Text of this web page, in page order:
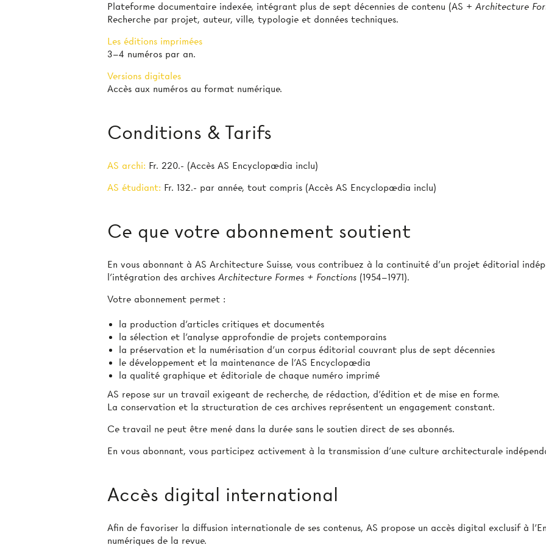
Plateforme documentaire indexée, intégrant plus de sept décennies de contenu (AS + Architecture
Recherche par projet, auteur, ville, typologie et données techniques.
Les éditions imprimées
3–4 numéros par an.
Versions digitales
Accès aux numéros au format numérique.
Conditions & Tarifs
AS archi: Fr. 220.- (Accès AS Encyclopædia inclu)
AS étudiant: Fr. 132.- par année, tout compris (Accès AS Encyclopædia inclu)
Ce que votre abonnement soutient
En vous abonnant à AS Architecture Suisse, vous contribuez à la continuité d’un projet éditorial
l’intégration des archives Architecture Formes + Fonctions (1954–1971).
Votre abonnement permet :
la production d'articles critiques et documentés
la sélection et l’analyse approfondie de projets contemporains
la préservation et la numérisation d’un corpus éditorial couvrant plus de sept décennies
le développement et la maintenance de l’AS Encyclopædia
la qualité graphique et éditoriale de chaque numéro imprimé
AS repose sur un travail exigeant de recherche, de rédaction, d’édition et de mise en forme.
La conservation et la structuration de ces archives représentent un engagement constant.
Ce travail ne peut être mené dans la durée sans le soutien direct de ses abonnés.
En vous abonnant, vous participez activement à la transmission d’une culture architecturale
Accès digital international
Afin de favoriser la diffusion internationale de ses contenus, AS propose un accès digital exclusif à
numériques de la revue.